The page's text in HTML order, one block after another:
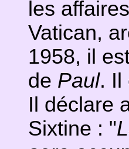
les
Vatican,
1958, il
de Paul. Il
Il déclare
Sixtine : "